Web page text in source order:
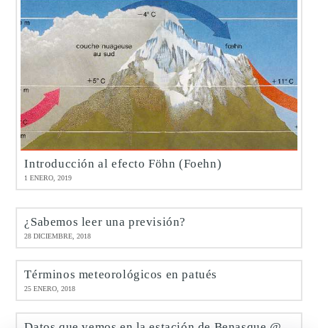
Introducción al efecto Föhn (Foehn)
1 ENERO, 2019
¿Sabemos leer una previsión?
28 DICIEMBRE, 2018
Términos meteorológicos en patués
25 ENERO, 2018